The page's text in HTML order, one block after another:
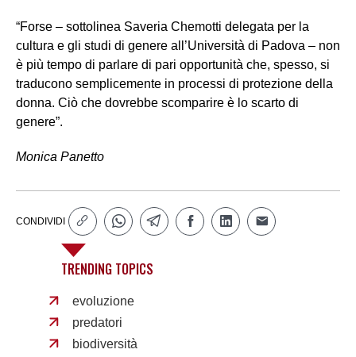
“Forse – sottolinea Saveria Chemotti delegata per la
cultura e gli studi di genere all’Università di Padova – non
è più tempo di parlare di pari opportunità che, spesso, si
traducono semplicemente in processi di protezione della
donna. Ciò che dovrebbe scomparire è lo scarto di
genere”.
Monica Panetto
CONDIVIDI
TRENDING TOPICS
evoluzione
predatori
biodiversità